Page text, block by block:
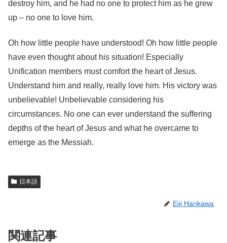
destroy him, and he had no one to protect him as he grew
up – no one to love him.
Oh how little people have understood! Oh how little people
have even thought about his situation! Especially
Unification members must comfort the heart of Jesus.
Understand him and really, really love him. His victory was
unbelievable! Unbelievable considering his
circumstances. No one can ever understand the suffering
depths of the heart of Jesus and what he overcame to
emerge as the Messiah.
日本語
Eiji Harikawa
関連記事